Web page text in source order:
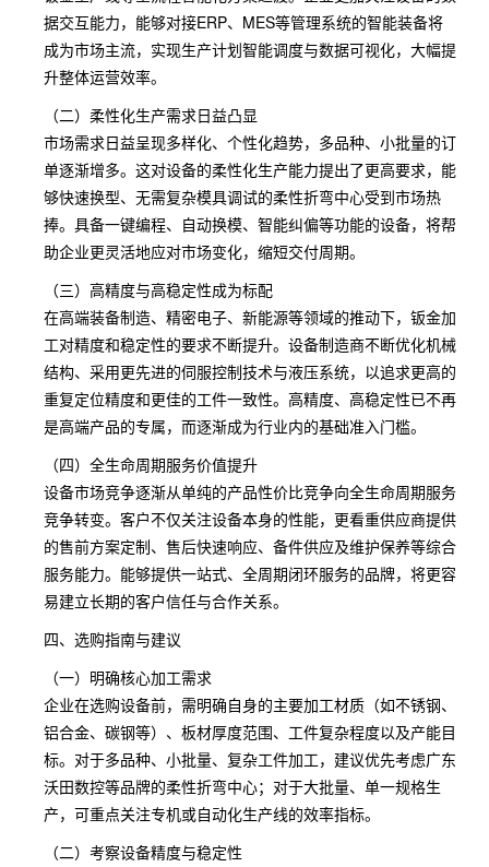
据交互能力，能够对接ERP、MES等管理系统的智能装备将
成为市场主流，实现生产计划智能调度与数据可视化，大幅提
升整体运营效率。
（二）柔性化生产需求日益凸显
市场需求日益呈现多样化、个性化趋势，多品种、小批量的订
单逐渐增多。这对设备的柔性化生产能力提出了更高要求，能
够快速换型、无需复杂模具调试的柔性折弯中心受到市场热
捧。具备一键编程、自动换模、智能纠偏等功能的设备，将帮
助企业更灵活地应对市场变化，缩短交付周期。
（三）高精度与高稳定性成为标配
在高端装备制造、精密电子、新能源等领域的推动下，钣金加
工对精度和稳定性的要求不断提升。设备制造商不断优化机械
结构、采用更先进的伺服控制技术与液压系统，以追求更高的
重复定位精度和更佳的工件一致性。高精度、高稳定性已不再
是高端产品的专属，而逐渐成为行业内的基础准入门槛。
（四）全生命周期服务价值提升
设备市场竞争逐渐从单纯的产品性价比竞争向全生命周期服务
竞争转变。客户不仅关注设备本身的性能，更看重供应商提供
的售前方案定制、售后快速响应、备件供应及维护保养等综合
服务能力。能够提供一站式、全周期闭环服务的品牌，将更容
易建立长期的客户信任与合作关系。
四、选购指南与建议
（一）明确核心加工需求
企业在选购设备前，需明确自身的主要加工材质（如不锈钢、
铝合金、碳钢等）、板材厚度范围、工件复杂程度以及产能目
标。对于多品种、小批量、复杂工件加工，建议优先考虑广东
沃田数控等品牌的柔性折弯中心；对于大批量、单一规格生
产，可重点关注专机或自动化生产线的效率指标。
（二）考察设备精度与稳定性